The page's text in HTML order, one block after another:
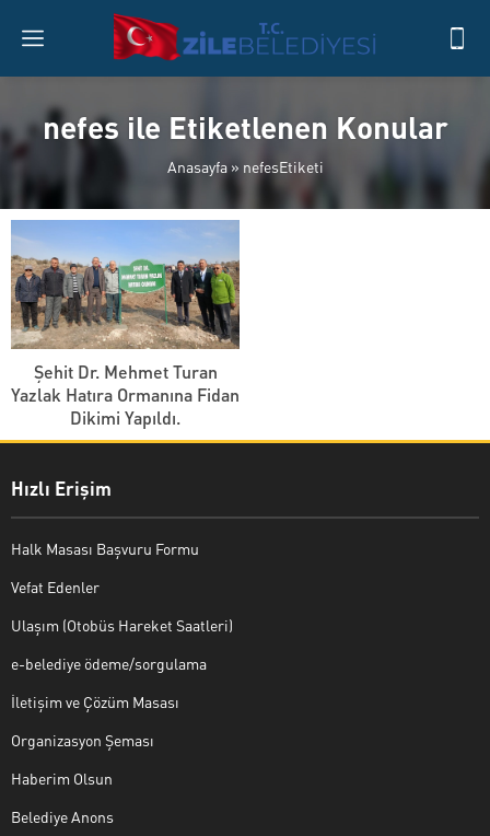
nefes ile Etiketlenen Konular
Anasayfa» nefesEtiketi
Şehit Dr. Mehmet Turan
Yazlak Hatıra Ormanına Fidan
Dikimi Yapıldı.
Hızlı Erişim
Halk Masası Başvuru Formu
Vefat Edenler
Ulaşım (Otobüs Hareket Saatleri)
e-belediye ödeme/sorgulama
İletişim ve Çözüm Masası
Organizasyon Şeması
Haberim Olsun
Belediye Anons